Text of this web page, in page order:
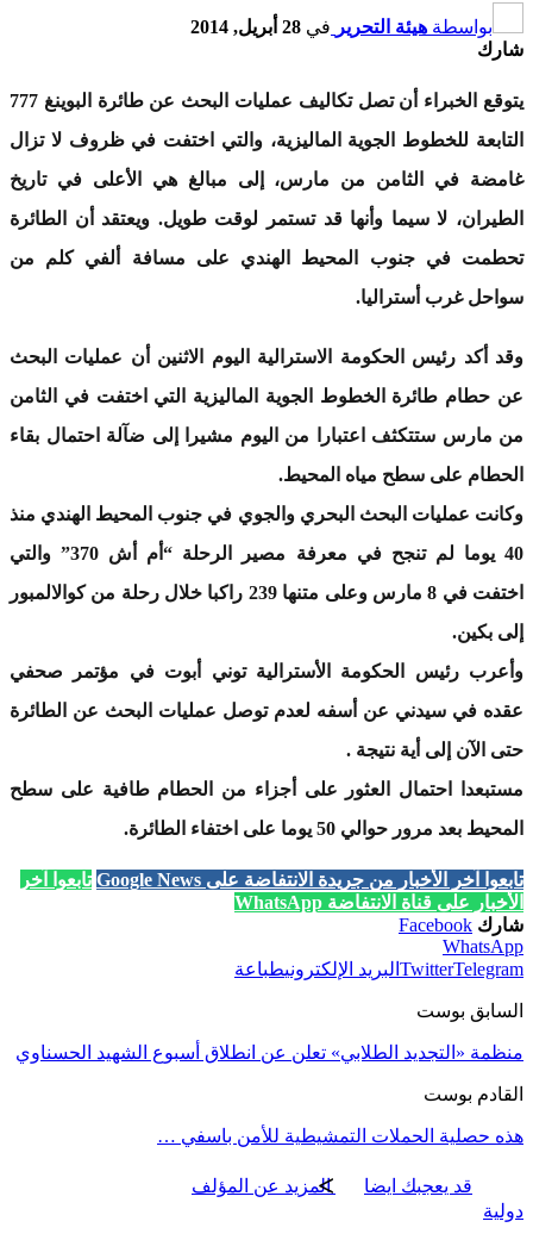
بواسطة هيئة التحرير في 28 أبريل, 2014
شارك
يتوقع الخبراء أن تصل تكاليف عمليات البحث عن طائرة البوينغ 777
التابعة للخطوط الجوية الماليزية، والتي اختفت في ظروف لا تزال
غامضة في الثامن من مارس، إلى مبالغ هي الأعلى في تاريخ
الطيران، لا سيما وأنها قد تستمر لوقت طويل. ويعتقد أن الطائرة
تحطمت في جنوب المحيط الهندي على مسافة ألفي كلم من
سواحل غرب أستراليا.
وقد أكد رئيس الحكومة الاسترالية اليوم الاثنين أن عمليات البحث
عن حطام طائرة الخطوط الجوية الماليزية التي اختفت في الثامن
من مارس ستتكثف اعتبارا من اليوم مشيرا إلى ضآلة احتمال بقاء
الحطام على سطح مياه المحيط.
وكانت عمليات البحث البحري والجوي في جنوب المحيط الهندي منذ
40 يوما لم تنجح في معرفة مصير الرحلة “أم أش 370” والتي
اختفت في 8 مارس وعلى متنها 239 راكبا خلال رحلة من كوالالمبور
إلى بكين.
وأعرب رئيس الحكومة الأسترالية توني أبوت في مؤتمر صحفي
عقده في سيدني عن أسفه لعدم توصل عمليات البحث عن الطائرة
حتى الآن إلى أية نتيجة .
مستبعدا احتمال العثور على أجزاء من الحطام طافية على سطح
المحيط بعد مرور حوالي 50 يوما على اختفاء الطائرة.
تابعوا آخر الأخبار من جريدة الانتفاضة على Google News
تابعوا آخر
الأخبار على قناة الانتفاضة WhatsApp
شارك Facebook
WhatsApp
TwitterTelegram البريد الإلكترونيطباعة
السابق بوست
منظمة «التجديد الطلابي» تعلن عن انطلاق أسبوع الشهيد الحسناوي
القادم بوست
هذه حصلية الحملات التمشيطية للأمن باسفي …
قد يعجبك ايضا
المزيد عن المؤلف
دولية